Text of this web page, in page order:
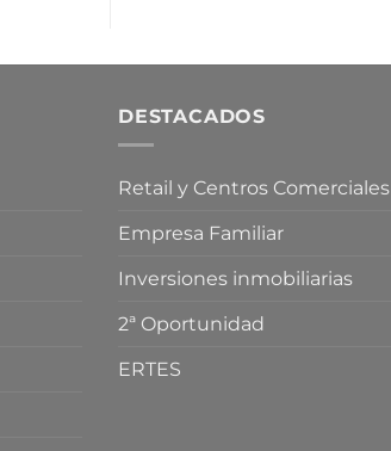
DESTACADOS
Retail y Centros Comerciales
Empresa Familiar
Inversiones inmobiliarias
2ª Oportunidad
ERTES